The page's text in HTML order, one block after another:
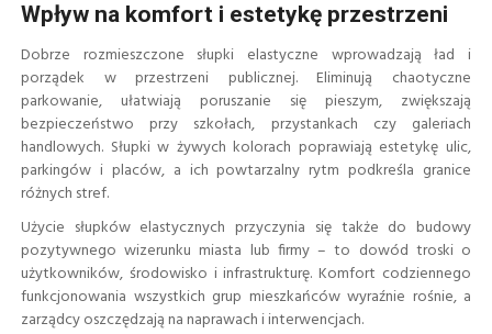
Wpływ na komfort i estetykę przestrzeni
Dobrze rozmieszczone słupki elastyczne wprowadzają ład i
porządek w przestrzeni publicznej. Eliminują chaotyczne
parkowanie, ułatwiają poruszanie się pieszym, zwiększają
bezpieczeństwo przy szkołach, przystankach czy galeriach
handlowych. Słupki w żywych kolorach poprawiają estetykę ulic,
parkingów i placów, a ich powtarzalny rytm podkreśla granice
różnych stref.
Użycie słupków elastycznych przyczynia się także do budowy
pozytywnego wizerunku miasta lub firmy – to dowód troski o
użytkowników, środowisko i infrastrukturę. Komfort codziennego
funkcjonowania wszystkich grup mieszkańców wyraźnie rośnie, a
zarządcy oszczędzają na naprawach i interwencjach.